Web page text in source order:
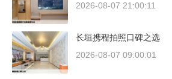
2026-08-07 21:00:11
长垣携程拍照口碑之选
2026-08-07 09:00:01